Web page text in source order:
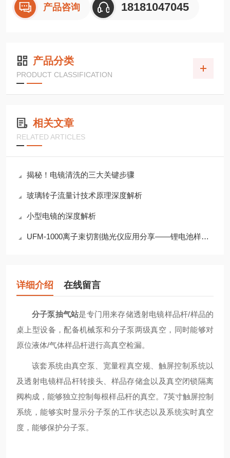
产品咨询 18181047045
产品分类
PRODUCT CLASSIFICATION
相关文章
RELATED ARTICLES
揭秘！电镜清洗的三大关键步骤
玻璃转子流量计技术原理深度解析
小型电镜的深度解析
UFM-1000离子束切割抛光仪应用分享——锂电池样品表征
详细介绍 在线留言
分子泵抽气站是专门用来存储透射电镜样品杆/样品的
桌上型设备，配备机械泵和分子泵两级真空，同时能够对
原位液体/气体样品杆进行高真空检漏。
该套系统由真空泵、宽量程真空规、触屏控制系统以
及透射电镜样品杆转接头、样品存储盒以及真空闭锁隔离
阀构成，能够独立控制每根样品杆的真空。7英寸触屏控制
系统，能够实时显示分子泵的工作状态以及系统实时真空
度，能够保护分子泵。